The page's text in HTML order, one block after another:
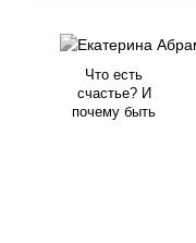
Что есть
счастье? И
почему быть